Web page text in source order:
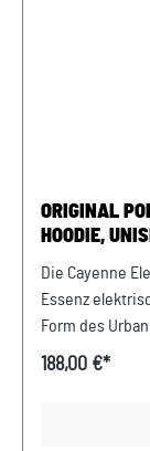
Ferdinand-
ORIGINAL
HOODIE,
Die Cayenne
Essenz
Form des
definiert – wie
Farben
188,00 €*